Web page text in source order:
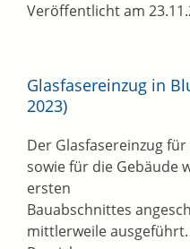
Veröffentlicht am
Glasfasereinzug in
2023)
Der Glasfasereinzug für
sowie für die Gebäude
ersten
Bauabschnittes
mittlerweile